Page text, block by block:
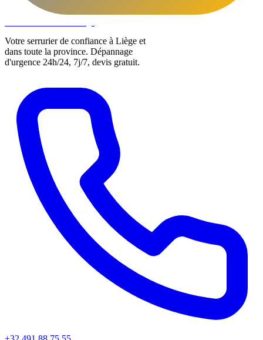
Votre serrurier de confiance à Liège et
dans toute la province. Dépannage
d'urgence 24h/24, 7j/7, devis gratuit.